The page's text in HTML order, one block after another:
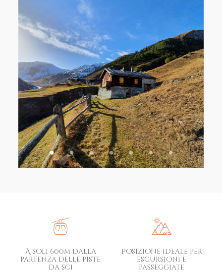
A soli 600m dalla
partenza delle piste
da sci
Posizione ideale per
escursioni e
passeggiate